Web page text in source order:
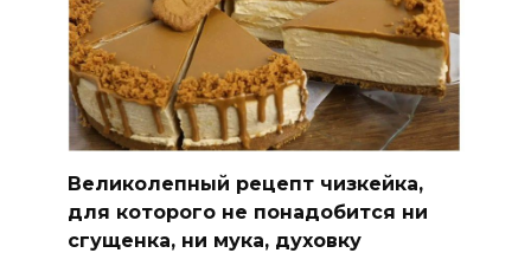
Великолепный рецепт чизкейка,
для которого не понадобится ни
сгущенка, ни мука, духовку